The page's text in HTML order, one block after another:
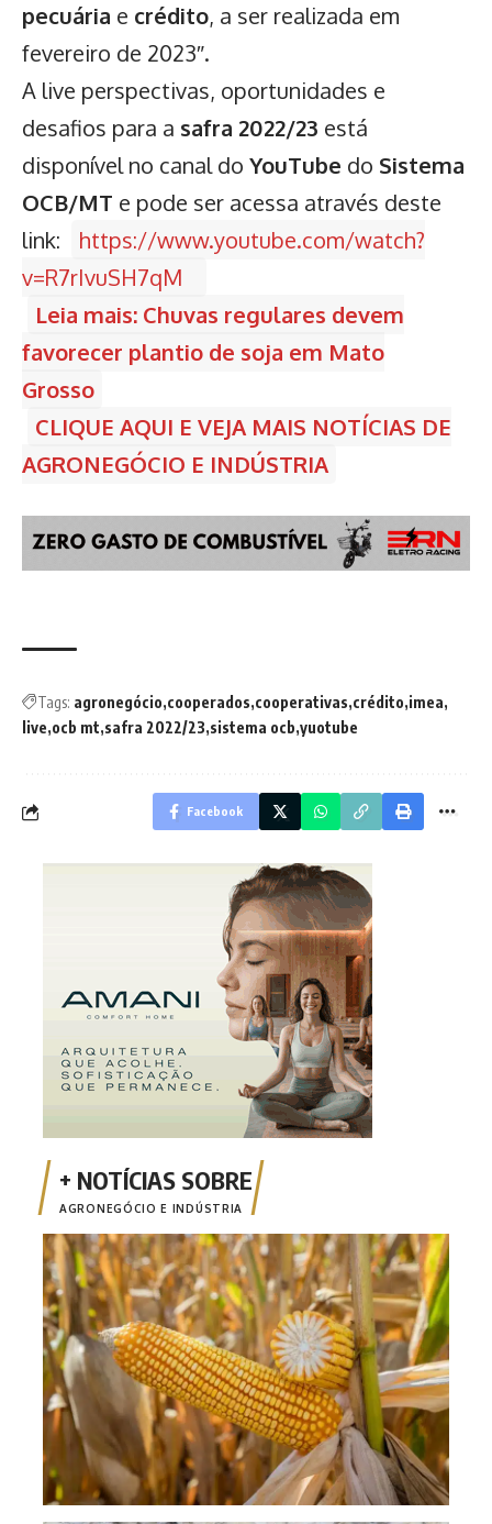
pecuária e crédito, a ser realizada em
fevereiro de 2023″.
A live perspectivas, oportunidades e
desafios para a safra 2022/23 está
disponível no canal do YouTube do Sistema
OCB/MT e pode ser acessa através deste
link:
https://www.youtube.com/watch?
v=R7rIvuSH7qM
Leia mais: Chuvas regulares devem
favorecer plantio de soja em Mato
Grosso
CLIQUE AQUI E VEJA MAIS NOTÍCIAS DE
AGRONEGÓCIO E INDÚSTRIA
Tags: agronegócio cooperados cooperativas crédito imea
live ocb mt safra 2022/23 sistema ocb yuotube
Facebook
AGRONEGÓCIO E INDÚSTRIA